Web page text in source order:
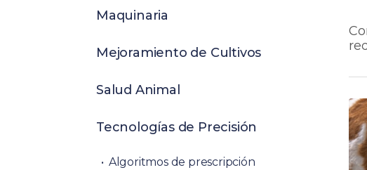
Maquinaria
Mejoramiento de Cultivos
Salud Animal
Tecnologías de Precisión
Algoritmos de prescripción